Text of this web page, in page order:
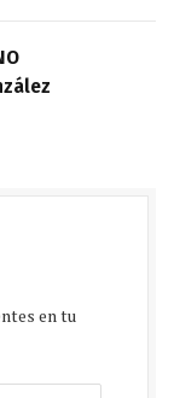
en tu